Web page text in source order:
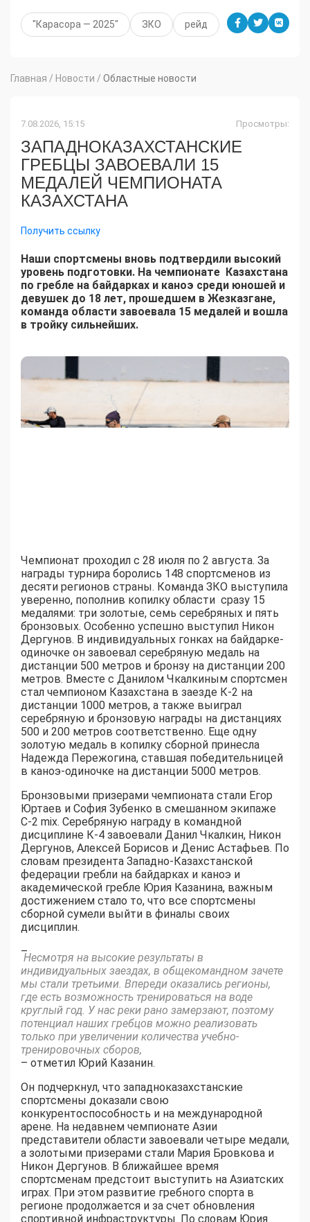
"Карасора — 2025" ЗКО рейд
Главная / Новости / Областные новости
7.08.2026, 15:15 Просмотры:
ЗАПАДНОКАЗАХСТАНСКИЕ
ГРЕБЦЫ ЗАВОЕВАЛИ 15
МЕДАЛЕЙ ЧЕМПИОНАТА
КАЗАХСТАНА
Получить ссылку
Наши спортсмены вновь подтвердили высокий
уровень подготовки. На чемпионате Казахстана
по гребле на байдарках и каноэ среди юношей и
девушек до 18 лет, прошедшем в Жезказгане,
команда области завоевала 15 медалей и вошла
в тройку сильнейших.
Чемпионат проходил с 28 июля по 2 августа. За
награды турнира боролись 148 спортсменов из
десяти регионов страны. Команда ЗКО выступила
уверенно, пополнив копилку области сразу 15
медалями: три золотые, семь серебряных и пять
бронзовых. Особенно успешно выступил Никон
Дергунов. В индивидуальных гонках на байдарке-
одиночке он завоевал серебряную медаль на
дистанции 500 метров и бронзу на дистанции 200
метров. Вместе с Данилом Чкалкиным спортсмен
стал чемпионом Казахстана в заезде К-2 на
дистанции 1000 метров, а также выиграл
серебряную и бронзовую награды на дистанциях
500 и 200 метров соответственно. Еще одну
золотую медаль в копилку сборной принесла
Надежда Пережогина, ставшая победительницей
в каноэ-одиночке на дистанции 5000 метров.
Бронзовыми призерами чемпионата стали Егор
Юртаев и София Зубенко в смешанном экипаже
С-2 mix. Серебряную награду в командной
дисциплине К-4 завоевали Данил Чкалкин, Никон
Дергунов, Алексей Борисов и Денис Астафьев. По
словам президента Западно-Казахстанской
федерации гребли на байдарках и каноэ и
академической гребле Юрия Казанина, важным
достижением стало то, что все спортсмены
сборной сумели выйти в финалы своих
дисциплин.
–Несмотря на высокие результаты в
индивидуальных заездах, в общекомандном зачете
мы стали третьими. Впереди оказались регионы,
где есть возможность тренироваться на воде
круглый год. У нас реки рано замерзают, поэтому
потенциал наших гребцов можно реализовать
только при увеличении количества учебно-
тренировочных сборов,
– отметил Юрий Казанин.
Он подчеркнул, что западноказахстанские
спортсмены доказали свою
конкурентоспособность и на международной
арене. На недавнем чемпионате Азии
представители области завоевали четыре медали,
а золотыми призерами стали Мария Бровкова и
Никон Дергунов. В ближайшее время
спортсменам предстоит выступить на Азиатских
играх. При этом развитие гребного спорта в
регионе продолжается и за счет обновления
спортивной инфраструктуры. По словам Юрия